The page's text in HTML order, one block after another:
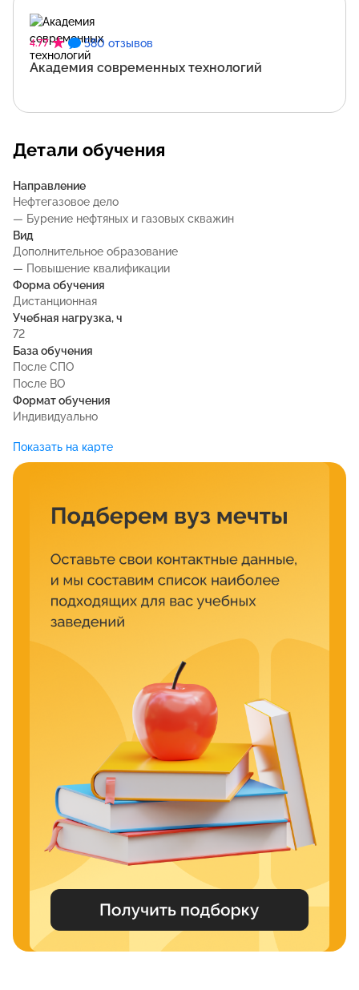
4.77 580 отзывов
Академия современных технологий
Детали обучения
Направление
Нефтегазовое дело
— Бурение нефтяных и газовых скважин
Вид
Дополнительное образование
— Повышение квалификации
Форма обучения
Дистанционная
Учебная нагрузка, ч
72
База обучения
После СПО
После ВО
Формат обучения
Индивидуально
Показать на карте